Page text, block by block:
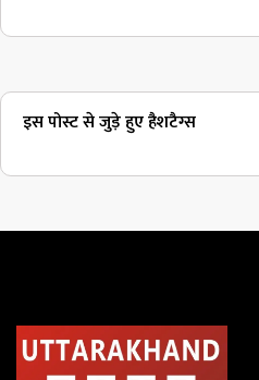
इस पोस्ट से जुड़े हुए हैशटैग्स